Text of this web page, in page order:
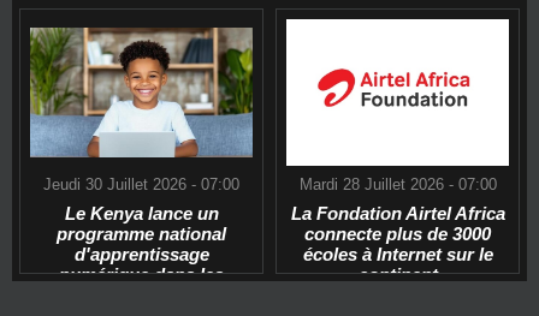
Jeudi 30 Juillet 2026 - 07:00
Le Kenya lance un
programme national
d'apprentissage
numérique dans les
Mardi 28 Juillet 2026 - 07:00
La Fondation Airtel Africa
connecte plus de 3000
écoles à Internet sur le
continent